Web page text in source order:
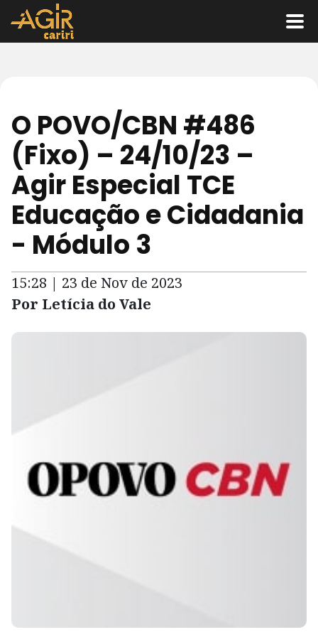
O POVO/CBN #486
(Fixo) – 24/10/23 –
Agir Especial TCE
Educação e Cidadania
- Módulo 3
15:28 | 23 de Nov de 2023
Por Letícia do Vale